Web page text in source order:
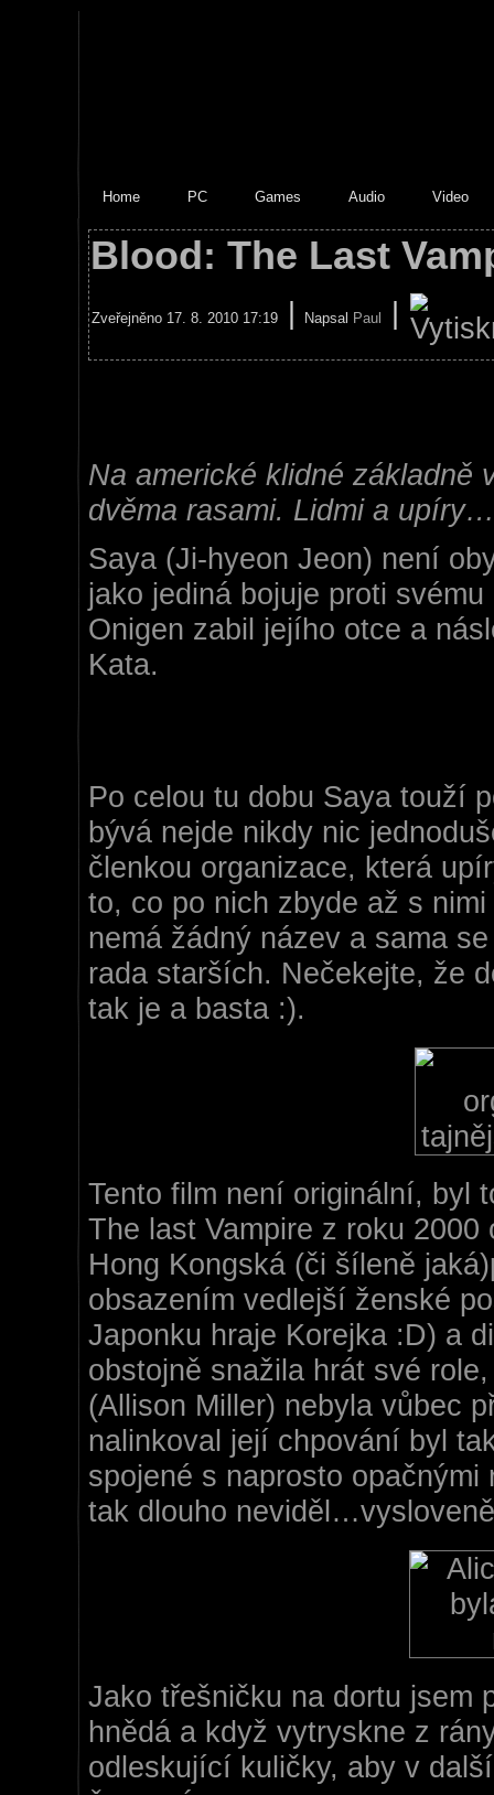
Home PC Games Audio Video
Blood: The Last
Zveřejněno 17. 8. 2010 17:19 Napsal Paul
Na americké klidné základně
dvěma rasami. Lidmi a upíry…
Saya (Ji-hyeon Jeon) není
jako jediná bojuje proti
Onigen zabil jejího otce a
Kata.
Po celou tu dobu Saya touží
bývá nejde nikdy nic
členkou organizace, která
to, co po nich zbyde až s
nemá žádný název a sama
rada starších. Nečekejte, že
tak je a basta :).
Tento film není originální, byl
The last Vampire z roku
Hong Kongská (či šíleně
obsazením vedlejší ženské
Japonku hraje Korejka :D) a
obstojně snažila hrát své
(Allison Miller) nebyla vůbec
nalinkoval její chpování byl
spojené s naprosto
tak dlouho
Jako třešničku na dortu jsem
hnědá a když vytryskne z
odleskující kuličky, aby v